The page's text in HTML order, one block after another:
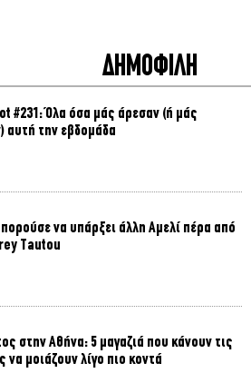
ΔΗΜΟΦΙΛΗ
#231: Όλα όσα μάς άρεσαν (ή μάς
αυτή την εβδομάδα
να υπάρξει άλλη Αμελί πέρα από
Tautou
στην Αθήνα: 5 μαγαζιά που κάνουν τις
να μοιάζουν λίγο πιο κοντά